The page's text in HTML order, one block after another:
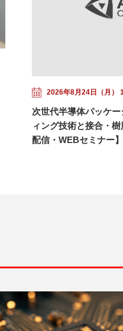
2026年8月24日（月）
次世代半導体パッケ
ィング技術と接合・
配信・WEBセミナー】